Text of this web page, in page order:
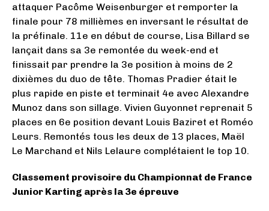
attaquer Pacôme Weisenburger et remporter la
finale pour 78 millièmes en inversant le résultat de
la préfinale. 11e en début de course, Lisa Billard se
lançait dans sa 3e remontée du week-end et
finissait par prendre la 3e position à moins de 2
dixièmes du duo de tête. Thomas Pradier était le
plus rapide en piste et terminait 4e avec Alexandre
Munoz dans son sillage. Vivien Guyonnet reprenait 5
places en 6e position devant Louis Baziret et Roméo
Leurs. Remontés tous les deux de 13 places, Maël
Le Marchand et Nils Lelaure complétaient le top 10.
Classement provisoire du Championnat de France
Junior Karting après la 3e épreuve